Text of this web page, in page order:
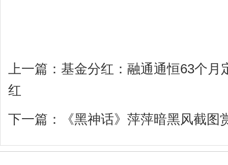
上一篇： 基金分红：融通通恒63个月
红
下一篇：
《黑神话》萍萍暗黑风截